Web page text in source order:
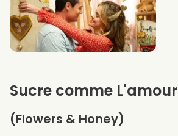
Sucre comme L'amour
(Flowers & Honey)